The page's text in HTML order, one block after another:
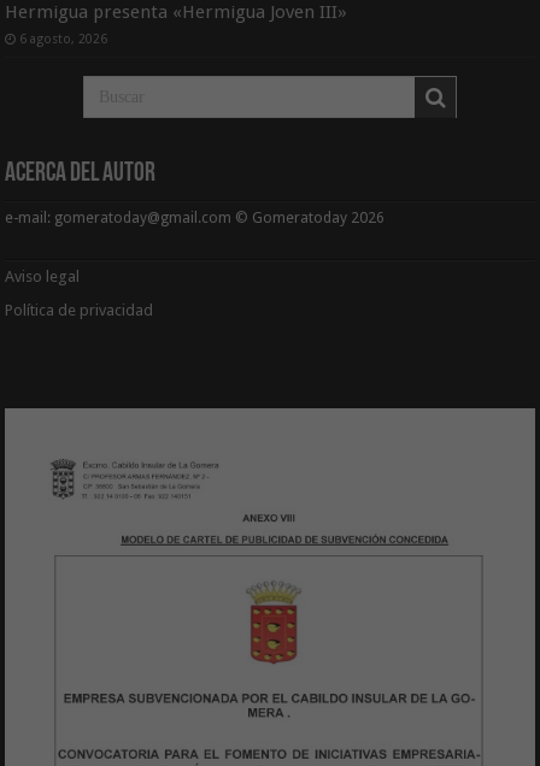
Hermigua presenta «Hermigua Joven III»
6 agosto, 2026
Acerca del Autor
e-mail: gomeratoday@gmail.com © Gomeratoday 2026
Aviso legal
Política de privacidad